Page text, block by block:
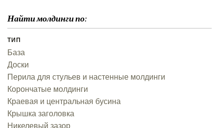
Найти молдинги по:
ТИП
База
Доски
Перила для стульев и настенные молдинги
Корончатые молдинги
Краевая и центральная бусина
Крышка заголовка
Никелевый зазор